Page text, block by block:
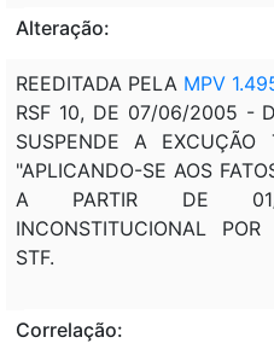
Alteração:
REEDITADA PELA MPV
RSF 10, DE 07/06/2005 -
SUSPENDE A EXCUÇÃO
"APLICANDO-SE AOS
A PARTIR DE 01/
INCONSTITUCIONAL
STF.
Correlação: